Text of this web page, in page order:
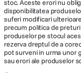
stoc. Aceste erori nu
disponibilitatea
suferi modificari
precum politica de
produselor pe stocul
rezerva dreptul de a
pot surveni in urma unor
sau erori ale produselor